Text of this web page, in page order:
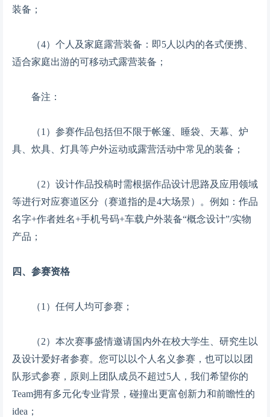
装备；
（4）个人及家庭露营装备：即5人以内的各式便携、
适合家庭出游的可移动式露营装备；
备注：
（1）参赛作品包括但不限于帐篷、睡袋、天幕、炉
具、炊具、灯具等户外运动或露营活动中常见的装备；
（2）设计作品投稿时需根据作品设计思路及应用领域
等进行对应赛道区分（赛道指的是4大场景）。例如：作品
名字+作者姓名+手机号码+车载户外装备“概念设计”/实物
产品；
四、参赛资格
（1）任何人均可参赛；
（2）本次赛事盛情邀请国内外在校大学生、研究生以
及设计爱好者参赛。您可以以个人名义参赛，也可以以团
队形式参赛，原则上团队成员不超过5人，我们希望你的
Team拥有多元化专业背景，碰撞出更富创新力和前瞻性的
idea；